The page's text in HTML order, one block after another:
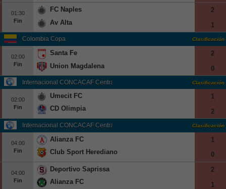
01:30
Fin
FC Naples
Av Alta
2
1
Colombia Copa Clasificación
02:00
Fin
Santa Fe
Union Magdalena
2
0
Internacional CONCACAF Central American Cup Grp. B Clasificación
02:00
Fin
Umecit FC
CD Olimpia
1
2
Internacional CONCACAF Central American Cup Grp. C Clasificación
04:00
Fin
Alianza FC
Club Sport Herediano
1
0
04:00
Fin
Deportivo Saprissa
Alianza FC
2
1